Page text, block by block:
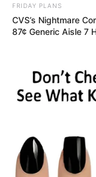
FRIDAY PLANS
CVS’s Nightmare
87¢ Generic Aisle 7